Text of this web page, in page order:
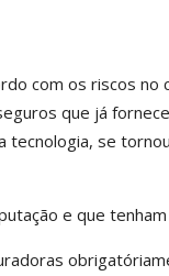
com os riscos no
que já
tecnologia, se
e que tenham